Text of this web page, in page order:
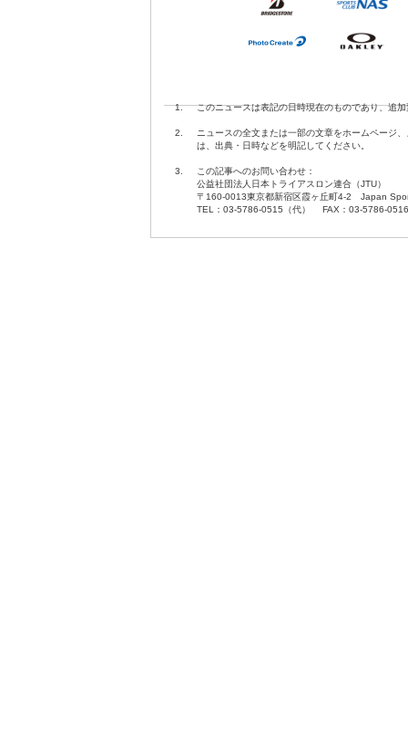
1. このニュースは表記の日時現在のものであり、追
2.
ニュースの全文または一部の文章をホームページ
は、出典・日時などを明記してください。
3.
この記事へのお問い合わせ：
公益社団法人日本トライアスロン連合（JTU）
〒160-0013東京都新宿区霞ヶ丘町4-2 Japan
TEL：03-5786-0515（代） FAX：03-5786-